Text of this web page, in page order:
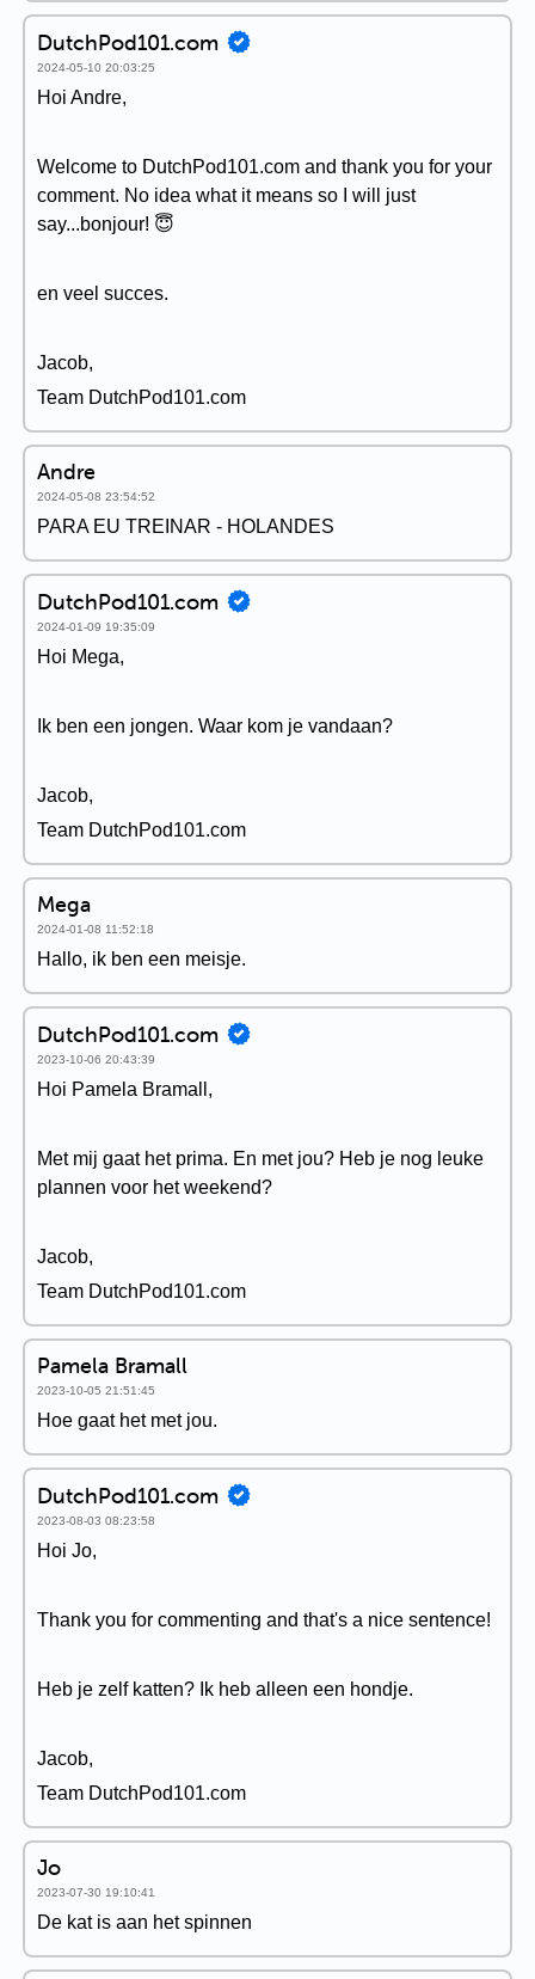
DutchPod101.com
2024-05-10 20:03:25
Hoi Andre,
Welcome to DutchPod101.com and thank you for your
comment. No idea what it means so I will just
say...bonjour! 😇
en veel succes.
Jacob,
Team DutchPod101.com
Andre
2024-05-08 23:54:52
PARA EU TREINAR - HOLANDES
DutchPod101.com
2024-01-09 19:35:09
Hoi Mega,
Ik ben een jongen. Waar kom je vandaan?
Jacob,
Team DutchPod101.com
Mega
2024-01-08 11:52:18
Hallo, ik ben een meisje.
DutchPod101.com
2023-10-06 20:43:39
Hoi Pamela Bramall,
Met mij gaat het prima. En met jou? Heb je nog leuke
plannen voor het weekend?
Jacob,
Team DutchPod101.com
Pamela Bramall
2023-10-05 21:51:45
Hoe gaat het met jou.
DutchPod101.com
2023-08-03 08:23:58
Hoi Jo,
Thank you for commenting and that's a nice sentence!
Heb je zelf katten? Ik heb alleen een hondje.
Jacob,
Team DutchPod101.com
Jo
2023-07-30 19:10:41
De kat is aan het spinnen